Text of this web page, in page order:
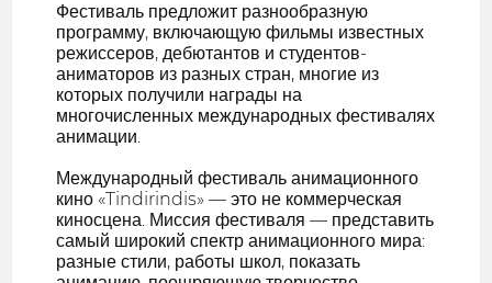
Фестиваль предложит разнообразную
программу, включающую фильмы известных
режиссеров, дебютантов и студентов-
аниматоров из разных стран, многие из
которых получили награды на
многочисленных международных фестивалях
анимации.
Международный фестиваль анимационного
кино «Tindirindis» — это не коммерческая
киносцена. Миссия фестиваля — представить
самый широкий спектр анимационного мира:
разные стили, работы школ, показать